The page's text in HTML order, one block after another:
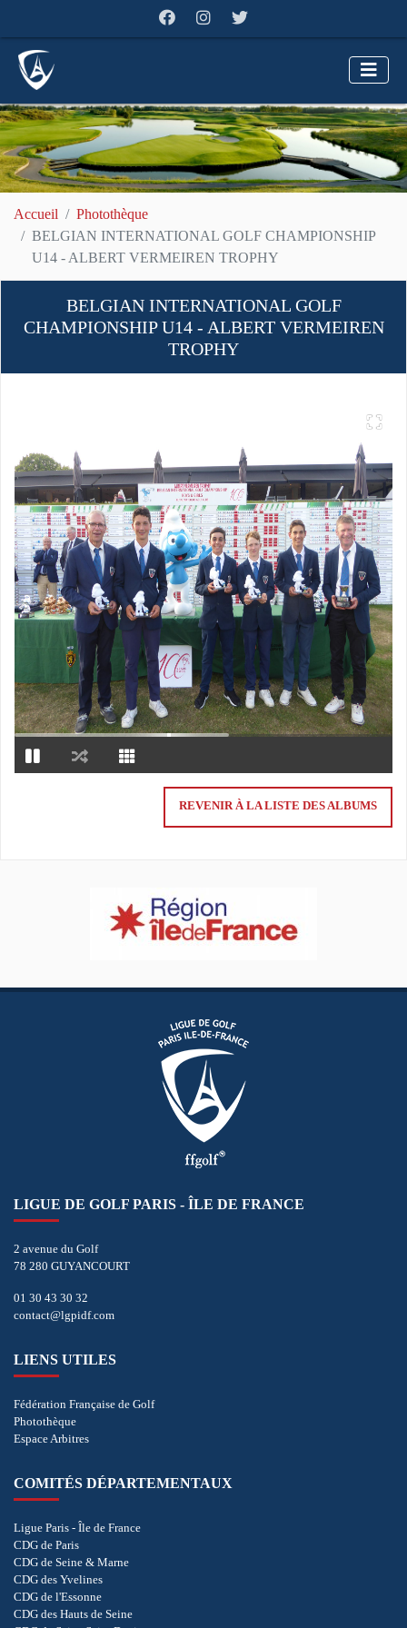
Accueil
Photothèque
BELGIAN INTERNATIONAL GOLF CHAMPIONSHIP
U14 - ALBERT VERMEIREN TROPHY
BELGIAN INTERNATIONAL GOLF
CHAMPIONSHIP U14 - ALBERT VERMEIREN
TROPHY
REVENIR À LA LISTE DES ALBUMS
LIGUE DE GOLF PARIS - ÎLE DE FRANCE
2 avenue du Golf
78 280 GUYANCOURT
01 30 43 30 32
contact@lgpidf.com
LIENS UTILES
Fédération Française de Golf
Photothèque
Espace Arbitres
COMITÉS DÉPARTEMENTAUX
Ligue Paris - Île de France
CDG de Paris
CDG de Seine & Marne
CDG des Yvelines
CDG de l'Essonne
CDG des Hauts de Seine